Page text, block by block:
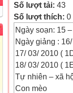
Số lượt tải: 43
Số lượt thích: 0
Ngày soạn: 15
Ngày giảng :
17/ 03/ 2010 (
18/ 03/ 2010 (
Tự nhiên – xã
Con mèo